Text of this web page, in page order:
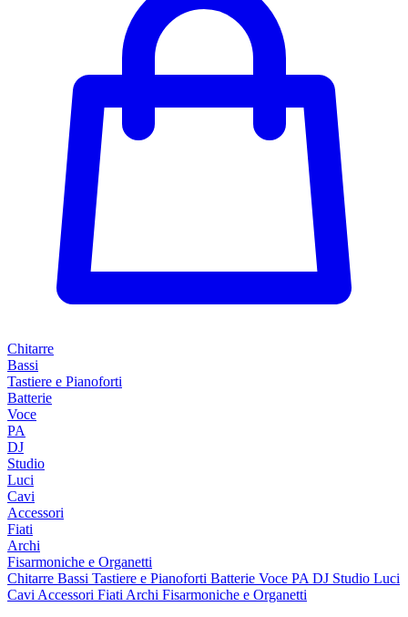
Chitarre
Bassi
Tastiere e Pianoforti
Batterie
Voce
PA
DJ
Studio
Luci
Cavi
Accessori
Fiati
Archi
Fisarmoniche e Organetti
Chitarre Bassi Tastiere e Pianoforti Batterie Voce PA DJ Studio Luci
Cavi Accessori Fiati Archi Fisarmoniche e Organetti